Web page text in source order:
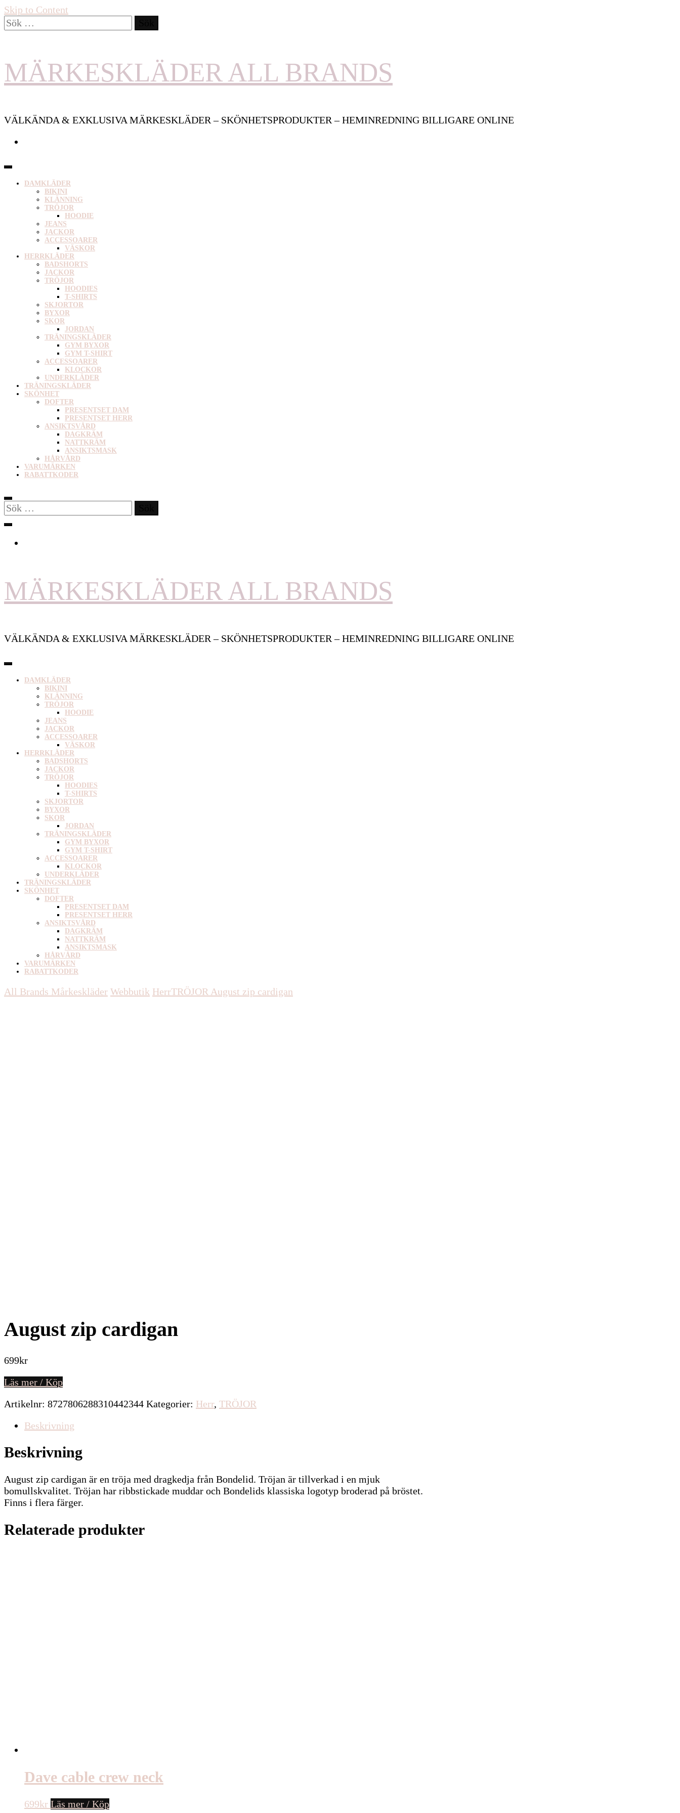
Skip to Content
Sök
efter:
MÄRKESKLÄDER ALL BRANDS
VÄLKÄNDA & EXKLUSIVA MÄRKESKLÄDER – SKÖNHETSPRODUKTER – HEMINREDNING BILLIGARE ONLINE
DAMKLÄDER
BIKINI
KLÄNNING
TRÖJOR
HOODIE
JEANS
JACKOR
ACCESSOARER
VÄSKOR
HERRKLÄDER
BADSHORTS
JACKOR
TRÖJOR
HOODIES
T-SHIRTS
SKJORTOR
BYXOR
SKOR
JORDAN
TRÄNINGSKLÄDER
GYM BYXOR
GYM T-SHIRT
ACCESSOARER
KLOCKOR
UNDERKLÄDER
TRÄNINGSKLÄDER
SKÖNHET
DOFTER
PRESENTSET DAM
PRESENTSET HERR
ANSIKTSVÅRD
DAGKRÄM
NATTKRÄM
ANSIKTSMASK
HÅRVÅRD
VARUMÄRKEN
RABATTKODER
Sök
efter:
MÄRKESKLÄDER ALL BRANDS
VÄLKÄNDA & EXKLUSIVA MÄRKESKLÄDER – SKÖNHETSPRODUKTER – HEMINREDNING BILLIGARE ONLINE
DAMKLÄDER
BIKINI
KLÄNNING
TRÖJOR
HOODIE
JEANS
JACKOR
ACCESSOARER
VÄSKOR
HERRKLÄDER
BADSHORTS
JACKOR
TRÖJOR
HOODIES
T-SHIRTS
SKJORTOR
BYXOR
SKOR
JORDAN
TRÄNINGSKLÄDER
GYM BYXOR
GYM T-SHIRT
ACCESSOARER
KLOCKOR
UNDERKLÄDER
TRÄNINGSKLÄDER
SKÖNHET
DOFTER
PRESENTSET DAM
PRESENTSET HERR
ANSIKTSVÅRD
DAGKRÄM
NATTKRÄM
ANSIKTSMASK
HÅRVÅRD
VARUMÄRKEN
RABATTKODER
All Brands Mårkeskläder Webbutik HerrTRÖJOR August zip cardigan
August zip cardigan
699kr
Läs mer / Köp
Artikelnr: 8727806288310442344 Kategorier: Herr, TRÖJOR
Beskrivning
Beskrivning
August zip cardigan är en tröja med dragkedja från Bondelid. Tröjan är tillverkad i en mjuk
bomullskvalitet. Tröjan har ribbstickade muddar och Bondelids klassiska logotyp broderad på bröstet.
Finns i flera färger.
Relaterade produkter
Dave cable crew neck
699kr Läs mer / Köp